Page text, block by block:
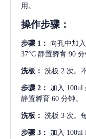
用。
操作步骤：
步骤 1： 向孔中加入
37°C 静置孵育 90 分
洗板： 洗板 2 次。
步骤 2： 加入 100ul
静置孵育 60 分钟。
洗板： 洗板 3 次。
步骤 3： 加入 100ul